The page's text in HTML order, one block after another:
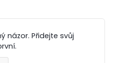
názor. Přidejte svůj